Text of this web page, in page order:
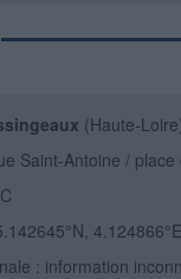
(Haute-
Saint-Antoine /
4.124866°E
: information